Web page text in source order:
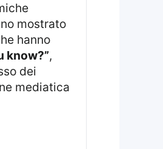
mostrato
hanno
know?”,
dei
mediatica